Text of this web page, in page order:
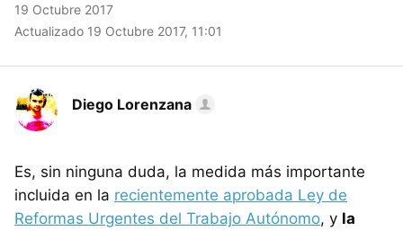
19 Octubre 2017
Actualizado 19 Octubre 2017, 11:01
Diego Lorenzana
Es, sin ninguna duda, la medida más importante
incluida en la recientemente aprobada Ley de
Reformas Urgentes del Trabajo Autónomo, y la